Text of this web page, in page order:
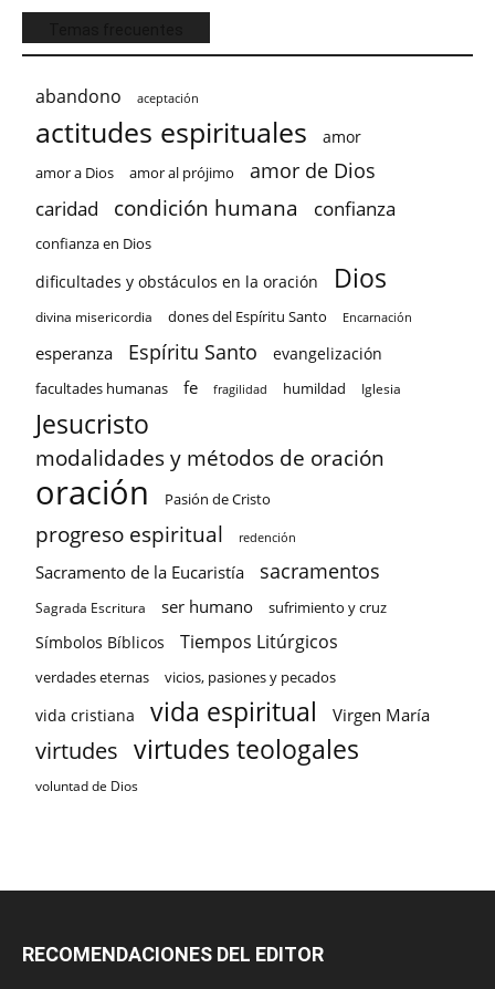
abandono aceptación
actitudes espirituales amor
amor a Dios amor al prójimo amor de Dios
caridad condición humana confianza
confianza en Dios
dificultades y obstáculos en la oración Dios
divina misericordia dones del Espíritu Santo Encarnación
esperanza Espíritu Santo evangelización
facultades humanas fe fragilidad humildad Iglesia
Jesucristo
modalidades y métodos de oración
oración Pasión de Cristo
progreso espiritual redención
Sacramento de la Eucaristía sacramentos
Sagrada Escritura ser humano sufrimiento y cruz
Símbolos Bíblicos Tiempos Litúrgicos
verdades eternas vicios, pasiones y pecados
vida cristiana vida espiritual Virgen María
virtudes virtudes teologales
voluntad de Dios
RECOMENDACIONES DEL EDITOR